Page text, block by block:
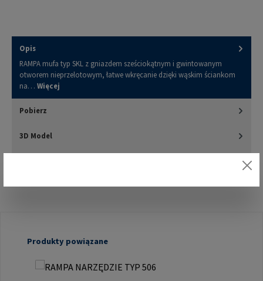
Opis
RAMPA mufa typ SKL z gniazdem sześciokątnym i gwintowanym
otworem nieprzelotowym, łatwe wkręcanie dzięki wąskim ściankom
na… Więcej
Pobierz
3D Model
Pomiń galerię produktów
Produkty powiązane